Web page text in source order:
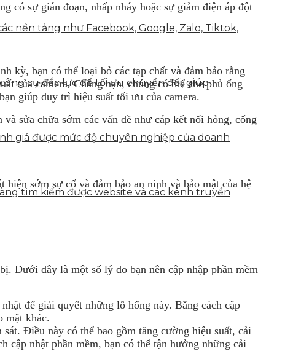
nền tảng như Facebook, Google, Zalo, Tiktok,
cụ đắc lực để tối ưu chuyển đổi, giúp
giá được mức độ chuyên nghiệp của doanh
tìm kiếm được website và các kênh truyền
có sự gián đoạn, nhấp nháy hoặc sự giảm điện áp đột
kỳ, bạn có thể loại bỏ các tạp chất và đảm bảo rằng
của camera. Chẳng hạn, chúng có thể che phủ ống
giúp duy trì hiệu suất tối ưu của camera.
sửa chữa sớm các vấn đề như cáp kết nối hỏng, cổng
sớm sự cố và đảm bảo an ninh và bảo mật của hệ
Dưới đây là một số lý do bạn nên cập nhập phần mềm
để giải quyết những lỗ hổng này. Bằng cách cập
mật khác.
Điều này có thể bao gồm tăng cường hiệu suất, cải
nhật phần mềm, bạn có thể tận hưởng những cải